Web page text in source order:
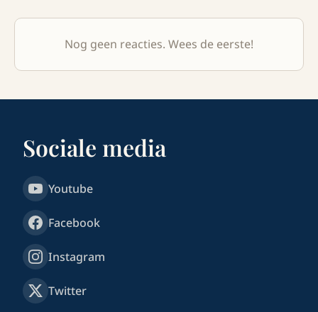
Nog geen reacties. Wees de eerste!
Sociale media
Youtube
Facebook
Instagram
Twitter